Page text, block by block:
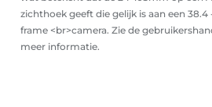
zichthoek geeft die gelijk is aan een
frame <br>camera. Zie de
meer informatie.